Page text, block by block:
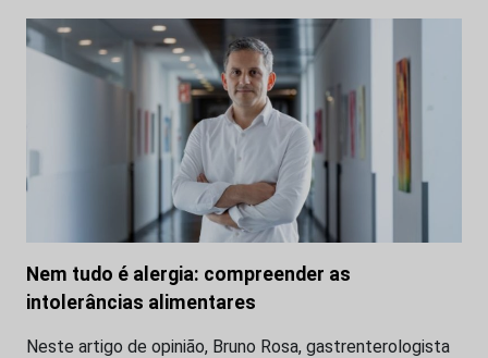
Nem tudo é alergia: compreender as
intolerâncias alimentares
Neste artigo de opinião, Bruno Rosa, gastrenterologista